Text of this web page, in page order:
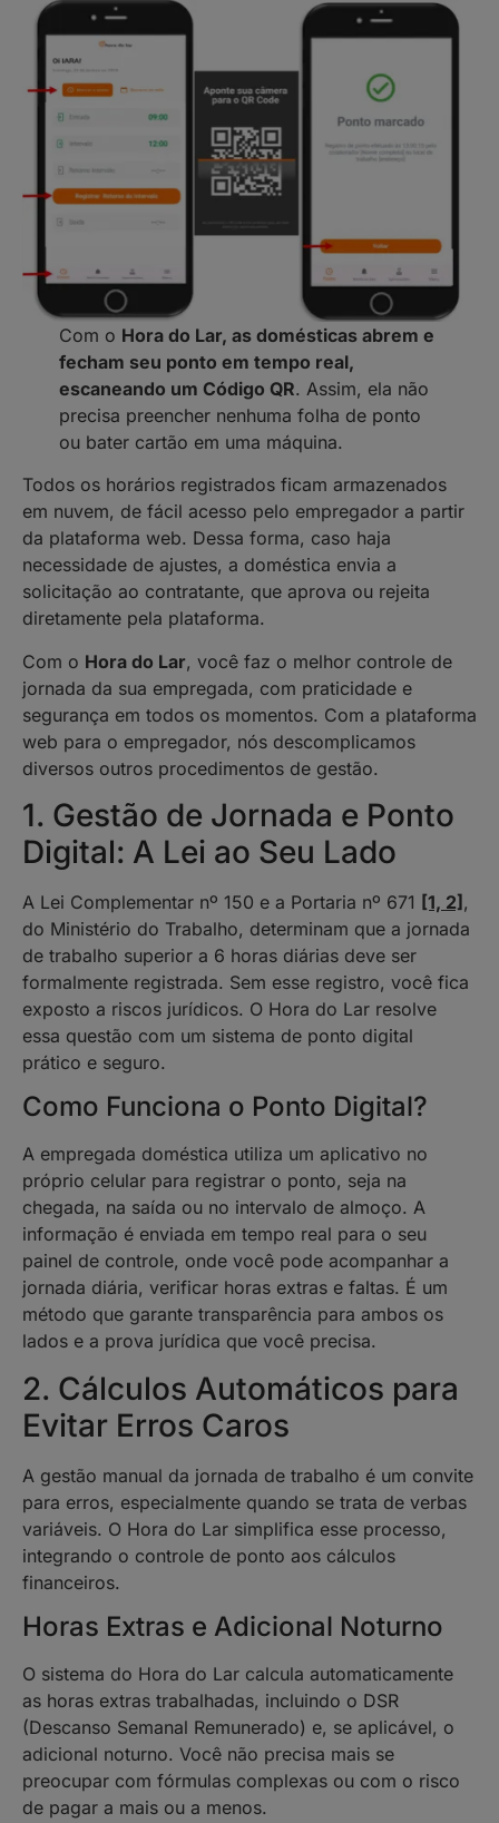
Com o Hora do Lar, as domésticas abrem e
fecham seu ponto em tempo real,
escaneando um Código QR. Assim, ela não
precisa preencher nenhuma folha de ponto
ou bater cartão em uma máquina.
Todos os horários registrados ficam armazenados
em nuvem, de fácil acesso pelo empregador a partir
da plataforma web. Dessa forma, caso haja
necessidade de ajustes, a doméstica envia a
solicitação ao contratante, que aprova ou rejeita
diretamente pela plataforma.
Com o Hora do Lar, você faz o melhor controle de
jornada da sua empregada, com praticidade e
segurança em todos os momentos. Com a plataforma
web para o empregador, nós descomplicamos
diversos outros procedimentos de gestão.
1. Gestão de Jornada e Ponto
Digital: A Lei ao Seu Lado
A Lei Complementar nº 150 e a Portaria nº 671 [1, 2] ,
do Ministério do Trabalho, determinam que a jornada
de trabalho superior a 6 horas diárias deve ser
formalmente registrada. Sem esse registro, você fica
exposto a riscos jurídicos. O Hora do Lar resolve
essa questão com um sistema de ponto digital
prático e seguro.
Como Funciona o Ponto Digital?
A empregada doméstica utiliza um aplicativo no
próprio celular para registrar o ponto, seja na
chegada, na saída ou no intervalo de almoço. A
informação é enviada em tempo real para o seu
painel de controle, onde você pode acompanhar a
jornada diária, verificar horas extras e faltas. É um
método que garante transparência para ambos os
lados e a prova jurídica que você precisa.
2. Cálculos Automáticos para
Evitar Erros Caros
A gestão manual da jornada de trabalho é um convite
para erros, especialmente quando se trata de verbas
variáveis. O Hora do Lar simplifica esse processo,
integrando o controle de ponto aos cálculos
financeiros.
Horas Extras e Adicional Noturno
O sistema do Hora do Lar calcula automaticamente
as horas extras trabalhadas, incluindo o DSR
(Descanso Semanal Remunerado) e, se aplicável, o
adicional noturno. Você não precisa mais se
preocupar com fórmulas complexas ou com o risco
de pagar a mais ou a menos.